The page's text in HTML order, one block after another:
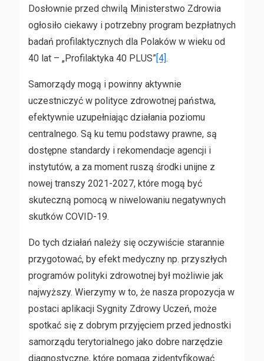
Dosłownie przed chwilą Ministerstwo Zdrowia
ogłosiło ciekawy i potrzebny program bezpłatnych
badań profilaktycznych dla Polaków w wieku od
40 lat – „Profilaktyka 40 PLUS”[4].
Samorządy mogą i powinny aktywnie
uczestniczyć w polityce zdrowotnej państwa,
efektywnie uzupełniając działania poziomu
centralnego. Są ku temu podstawy prawne, są
dostępne standardy i rekomendacje agencji i
instytutów, a za moment ruszą środki unijne z
nowej transzy 2021-2027, które mogą być
skuteczną pomocą w niwelowaniu negatywnych
skutków COVID-19.
Do tych działań należy się oczywiście starannie
przygotować, by efekt medyczny np. przyszłych
programów polityki zdrowotnej był możliwie jak
najwyższy. Wierzymy w to, że nasza propozycja w
postaci aplikacji Sygnity Zdrowy Uczeń, może
spotkać się z dobrym przyjęciem przed jednostki
samorządu terytorialnego jako dobre narzędzie
diagnostyczne, które pomaga zidentyfikować